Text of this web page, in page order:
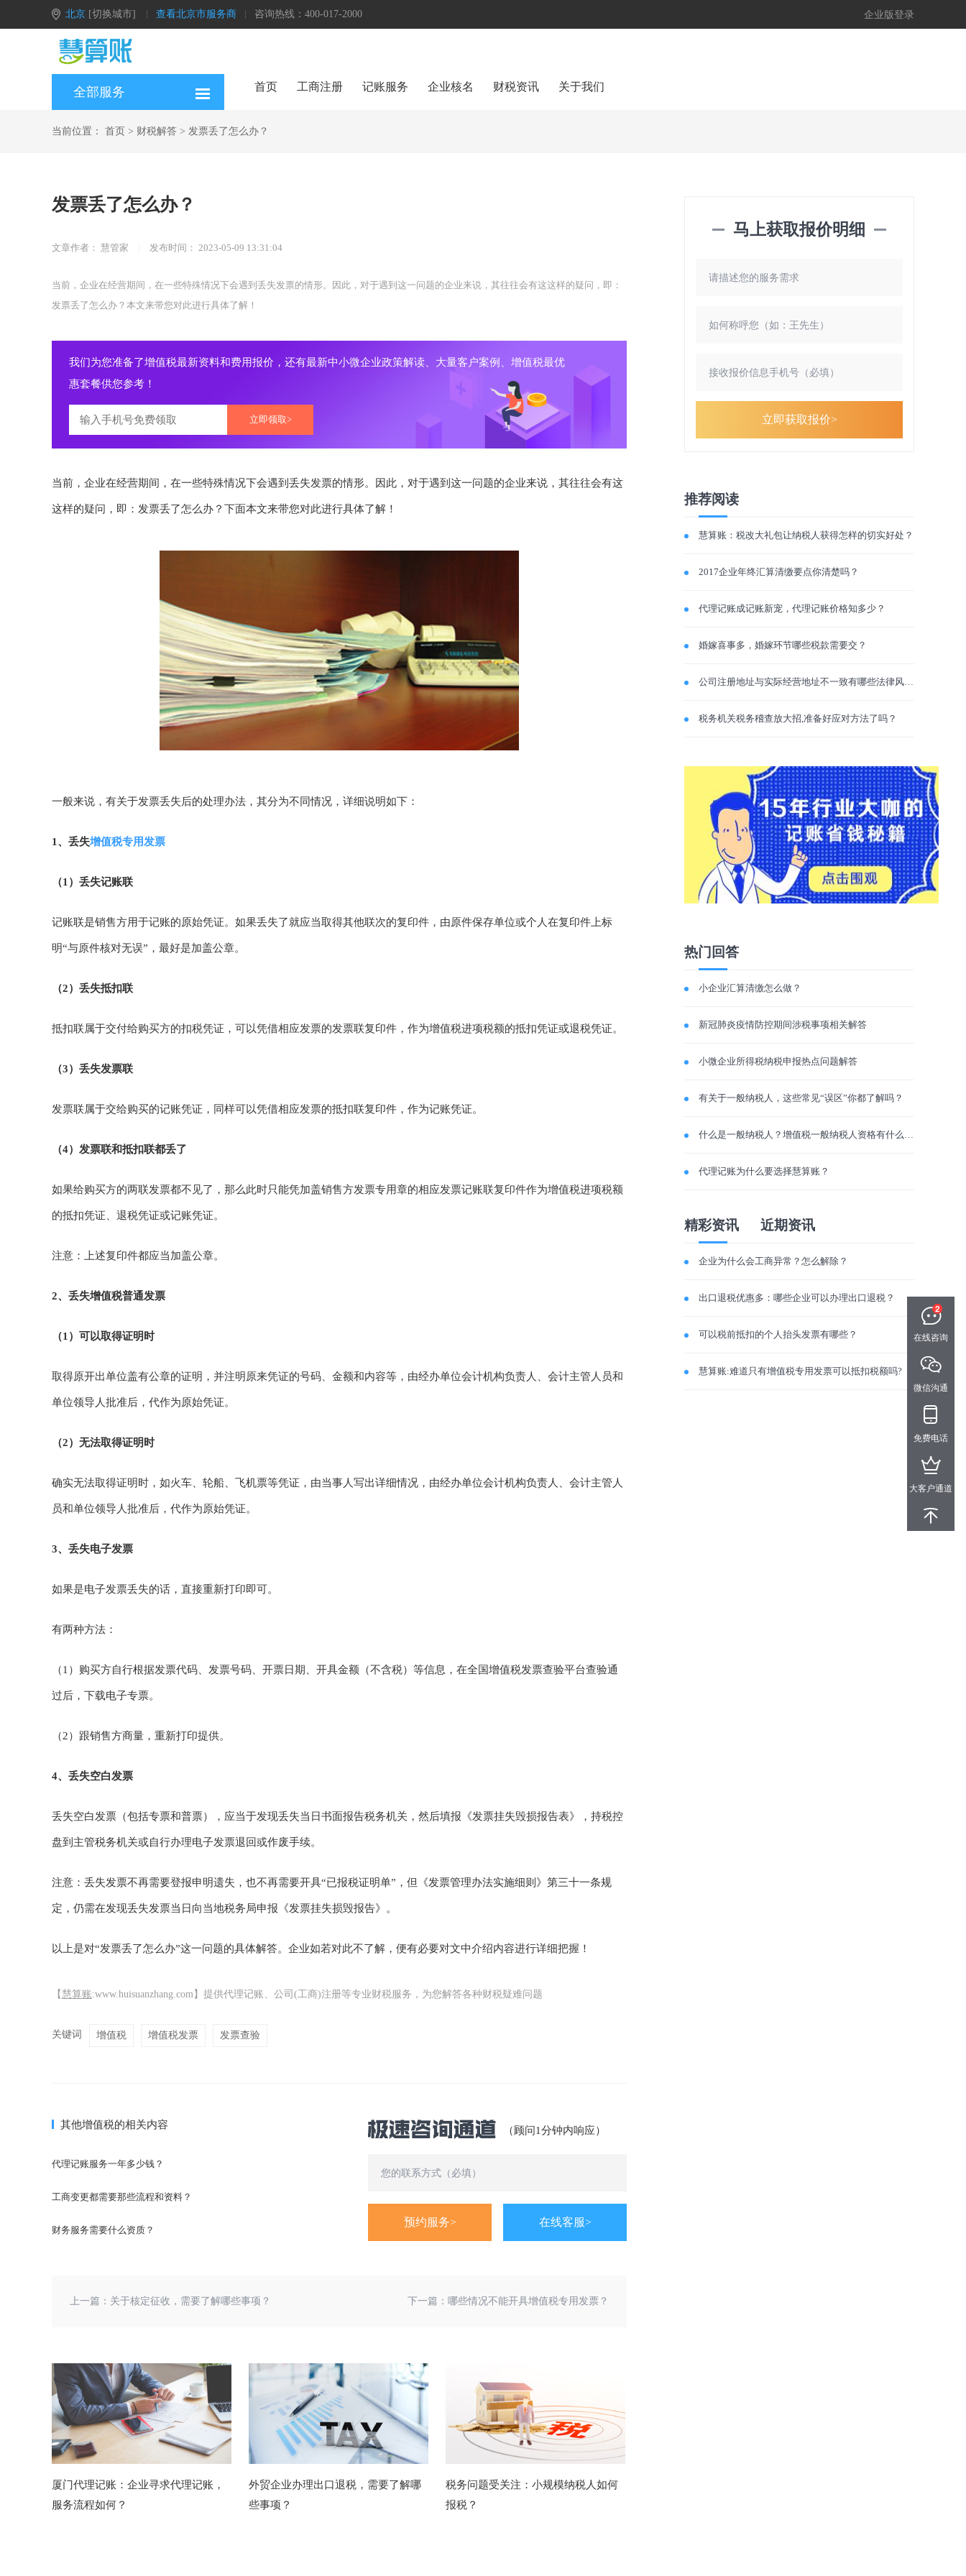
北京 [切换城市] 查看北京市服务商 咨询热线：400-017-2000 企业版登录
全部服务 首页 工商注册 记账服务 企业核名 财税资讯 关于我们
当前位置： 首页 > 财税解答 > 发票丢了怎么办？
发票丢了怎么办？
文章作者： 慧管家 发布时间： 2023-05-09 13:31:04
当前，企业在经营期间，在一些特殊情况下会遇到丢失发票的情形。因此，对于遇到这一问题的企业来说，其往往会有这这样的疑问，即：
发票丢了怎么办？本文来带您对此进行具体了解！
我们为您准备了增值税最新资料和费用报价，还有最新中小微企业政策解读、大量客户案例、增值税最优
惠套餐供您参考！
立即领取>
当前，企业在经营期间，在一些特殊情况下会遇到丢失发票的情形。因此，对于遇到这一问题的企业来说，其往往会有这
这样的疑问，即：发票丢了怎么办？下面本文来带您对此进行具体了解！
一般来说，有关于发票丢失后的处理办法，其分为不同情况，详细说明如下：
1、丢失增值税专用发票
（1）丢失记账联
记账联是销售方用于记账的原始凭证。如果丢失了就应当取得其他联次的复印件，由原件保存单位或个人在复印件上标
明“与原件核对无误”，最好是加盖公章。
（2）丢失抵扣联
抵扣联属于交付给购买方的扣税凭证，可以凭借相应发票的发票联复印件，作为增值税进项税额的抵扣凭证或退税凭证。
（3）丢失发票联
发票联属于交给购买的记账凭证，同样可以凭借相应发票的抵扣联复印件，作为记账凭证。
（4）发票联和抵扣联都丢了
如果给购买方的两联发票都不见了，那么此时只能凭加盖销售方发票专用章的相应发票记账联复印件作为增值税进项税额
的抵扣凭证、退税凭证或记账凭证。
注意：上述复印件都应当加盖公章。
2、丢失增值税普通发票
（1）可以取得证明时
取得原开出单位盖有公章的证明，并注明原来凭证的号码、金额和内容等，由经办单位会计机构负责人、会计主管人员和
单位领导人批准后，代作为原始凭证。
（2）无法取得证明时
确实无法取得证明时，如火车、轮船、飞机票等凭证，由当事人写出详细情况，由经办单位会计机构负责人、会计主管人
员和单位领导人批准后，代作为原始凭证。
3、丢失电子发票
如果是电子发票丢失的话，直接重新打印即可。
有两种方法：
（1）购买方自行根据发票代码、发票号码、开票日期、开具金额（不含税）等信息，在全国增值税发票查验平台查验通
过后，下载电子专票。
（2）跟销售方商量，重新打印提供。
4、丢失空白发票
丢失空白发票（包括专票和普票），应当于发现丢失当日书面报告税务机关，然后填报《发票挂失毁损报告表》，持税控
盘到主管税务机关或自行办理电子发票退回或作废手续。
注意：丢失发票不再需要登报申明遗失，也不再需要开具“已报税证明单”，但《发票管理办法实施细则》第三十一条规
定，仍需在发现丢失发票当日向当地税务局申报《发票挂失损毁报告》。
以上是对“发票丢了怎么办”这一问题的具体解答。企业如若对此不了解，便有必要对文中介绍内容进行详细把握！
【 慧算账:www.huisuanzhang.com】提供代理记账、公司(工商)注册等专业财税服务，为您解答各种财税疑难问题
关键词 增值税 增值税发票 发票查验
其他增值税的相关内容
代理记账服务一年多少钱？
工商变更都需要那些流程和资料？
财务服务需要什么资质？
（顾问1分钟内响应）
预约服务> 在线客服>
上一篇： 关于核定征收，需要了解哪些事项？ 下一篇： 哪些情况不能开具增值税专用发票？
厦门代理记账：企业寻求代理记账，
服务流程如何？
外贸企业办理出口退税，需要了解哪
些事项？
税务问题受关注：小规模纳税人如何
报税？
马上获取报价明细
立即获取报价>
推荐阅读
慧算账：税改大礼包让纳税人获得怎样的切实好处？
2017企业年终汇算清缴要点你清楚吗？
代理记账成记账新宠，代理记账价格知多少？
婚嫁喜事多，婚嫁环节哪些税款需要交？
公司注册地址与实际经营地址不一致有哪些法律风险？
税务机关税务稽查放大招,准备好应对方法了吗？
热门回答
小企业汇算清缴怎么做？
新冠肺炎疫情防控期间涉税事项相关解答
小微企业所得税纳税申报热点问题解答
有关于一般纳税人，这些常见“误区”你都了解吗？
什么是一般纳税人？增值税一般纳税人资格有什么好？
代理记账为什么要选择慧算账？
精彩资讯 近期资讯
企业为什么会工商异常？怎么解除？
出口退税优惠多：哪些企业可以办理出口退税？
可以税前抵扣的个人抬头发票有哪些？
慧算账:难道只有增值税专用发票可以抵扣税额吗?
在线咨询
微信沟通
免费电话
大客户通道